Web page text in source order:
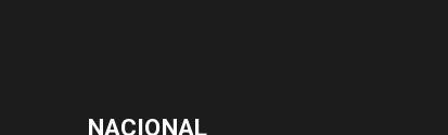
NACIONAL